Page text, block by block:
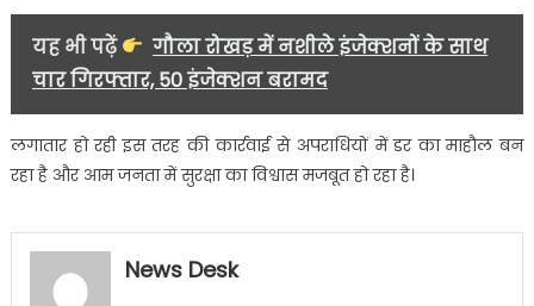
यह भी पढ़ें
गौला रोखड़ में नशीले इंजेक्शनों के साथ
चार गिरफ्तार, 50 इंजेक्शन बरामद
लगातार हो रही इस तरह की कार्रवाई से अपराधियों में डर का माहौल बन
रहा है और आम जनता में सुरक्षा का विश्वास मजबूत हो रहा है।
News Desk